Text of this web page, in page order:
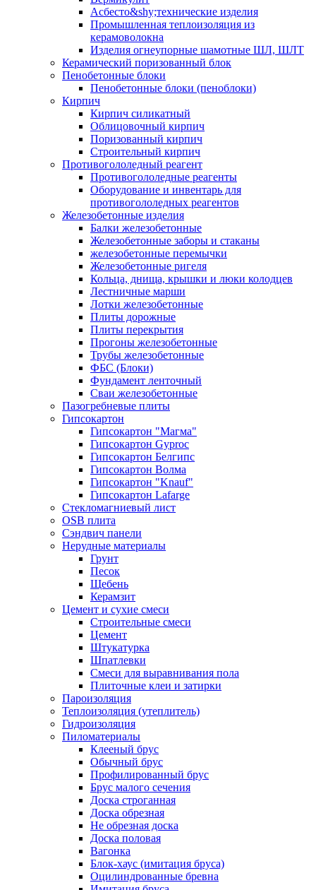
Асбесто&shy;технические изделия
Промышленная теплоизоляция из
керамоволокна
Изделия огнеупорные шамотные ШЛ, ШЛТ
Керамический поризованный блок
Пенобетонные блоки
Пенобетонные блоки (пеноблоки)
Кирпич
Кирпич силикатный
Облицовочный кирпич
Поризованный кирпич
Строительный кирпич
Противогололедный реагент
Противогололедные реагенты
Оборудование и инвентарь для
противогололедных реагентов
Железобетонные изделия
Балки железобетонные
Железобетонные заборы и стаканы
железобетонные перемычки
Железобетонные ригеля
Кольца, днища, крышки и люки колодцев
Лестничные марши
Лотки железобетонные
Плиты дорожные
Плиты перекрытия
Прогоны железобетонные
Трубы железобетонные
ФБС (Блоки)
Фундамент ленточный
Сваи железобетонные
Пазогребневые плиты
Гипсокартон
Гипсокартон "Магма"
Гипсокартон Gyproc
Гипсокартон Белгипс
Гипсокартон Волма
Гипсокартон "Knauf"
Гипсокартон Lafarge
Стекломагниевый лист
OSB плита
Сэндвич панели
Нерудные материалы
Грунт
Песок
Щебень
Керамзит
Цемент и сухие смеси
Строительные смеси
Цемент
Штукатурка
Шпатлевки
Смеси для выравнивания пола
Плиточные клеи и затирки
Пароизоляция
Теплоизоляция (утеплитель)
Гидроизоляция
Пиломатериалы
Клееный брус
Обычный брус
Профилированный брус
Брус малого сечения
Доска строганная
Доска обрезная
Не обрезная доска
Доска половая
Вагонка
Блок-хаус (имитация бруса)
Оцилиндрованные бревна